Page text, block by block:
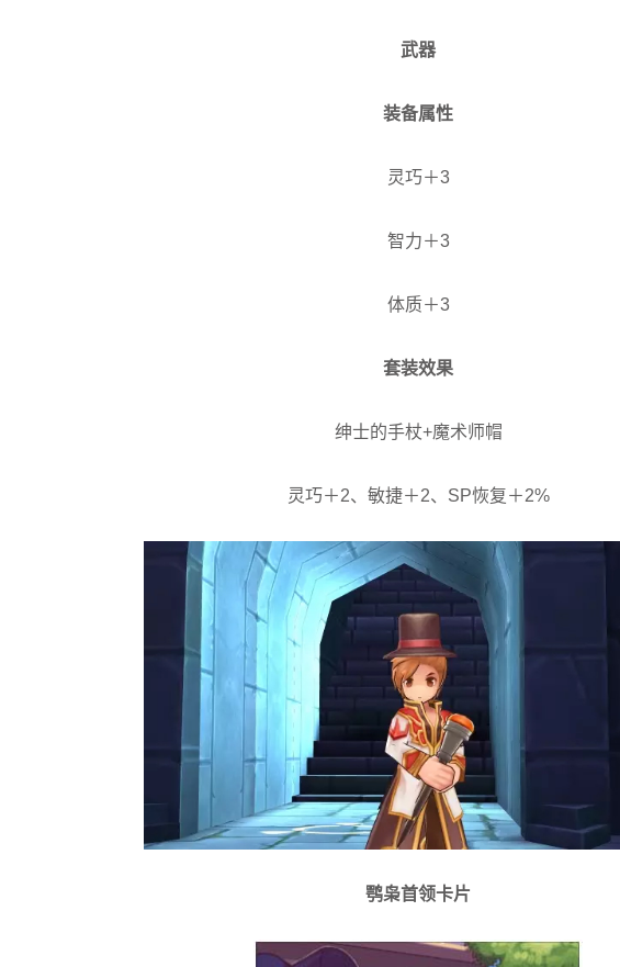
武器
装备属性
灵巧＋3
智力＋3
体质＋3
套装效果
绅士的手杖+魔术师帽
灵巧＋2、敏捷＋2、SP恢复＋2%
鹗枭首领卡片